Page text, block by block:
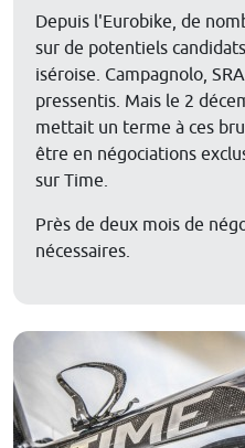
Depuis l'Eurobike, de
sur de potentiels
iséroise. Campagnolo,
pressentis. Mais le 2
mettait un terme à ces
être en négociations
sur Time.
Près de deux mois de
nécessaires.